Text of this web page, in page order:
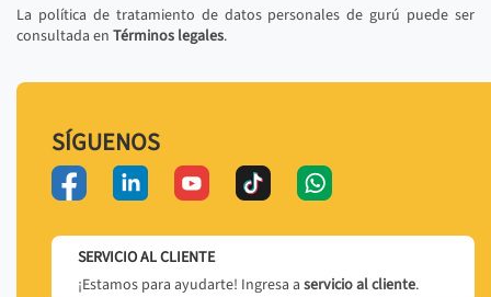
La política de tratamiento de datos personales de gurú puede ser
consultada en Términos legales.
SÍGUENOS
SERVICIO AL CLIENTE
¡Estamos para ayudarte! Ingresa a servicio al cliente.